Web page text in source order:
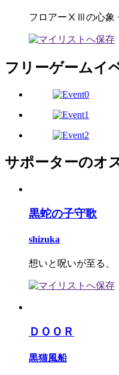
フロアーⅩⅢの心象
フリーゲームイ
サポーターのオ
黒蛇の子守歌
shizuka
想いと呪いが至る、
ＤＯＯＲ
黒猫風船